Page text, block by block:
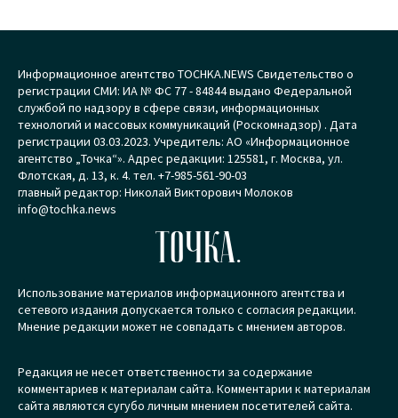
Информационное агентство TOCHKA.NEWS Свидетельство о
регистрации СМИ: ИА № ФС 77 - 84844 выдано Федеральной
службой по надзору в сфере связи, информационных
технологий и массовых коммуникаций (Роскомнадзор) . Дата
регистрации 03.03.2023. Учредитель: АО «Информационное
агентство „Точка“». Адрес редакции: 125581, г. Москва, ул.
Флотская, д. 13, к. 4. тел. +7-985-561-90-03
главный редактор: Николай Викторович Молоков
info@tochka.news
ТОЧКА.
Использование материалов информационного агентства и
сетевого издания допускается только с согласия редакции.
Мнение редакции может не совпадать с мнением авторов.
Редакция не несет ответственности за содержание
комментариев к материалам сайта. Комментарии к материалам
сайта являются сугубо личным мнением посетителей сайта.